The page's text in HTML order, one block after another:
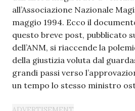
all’Associazione Nazionale
maggio 1994. Ecco il
questo breve post, pubblicato
dell’ANM, si riaccende la
della giustizia voluta dal
grandi passi verso
un tempo lo stesso ministro